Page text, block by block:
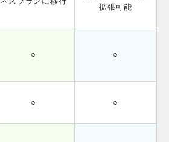
拡張可能
○ ○
○ ○